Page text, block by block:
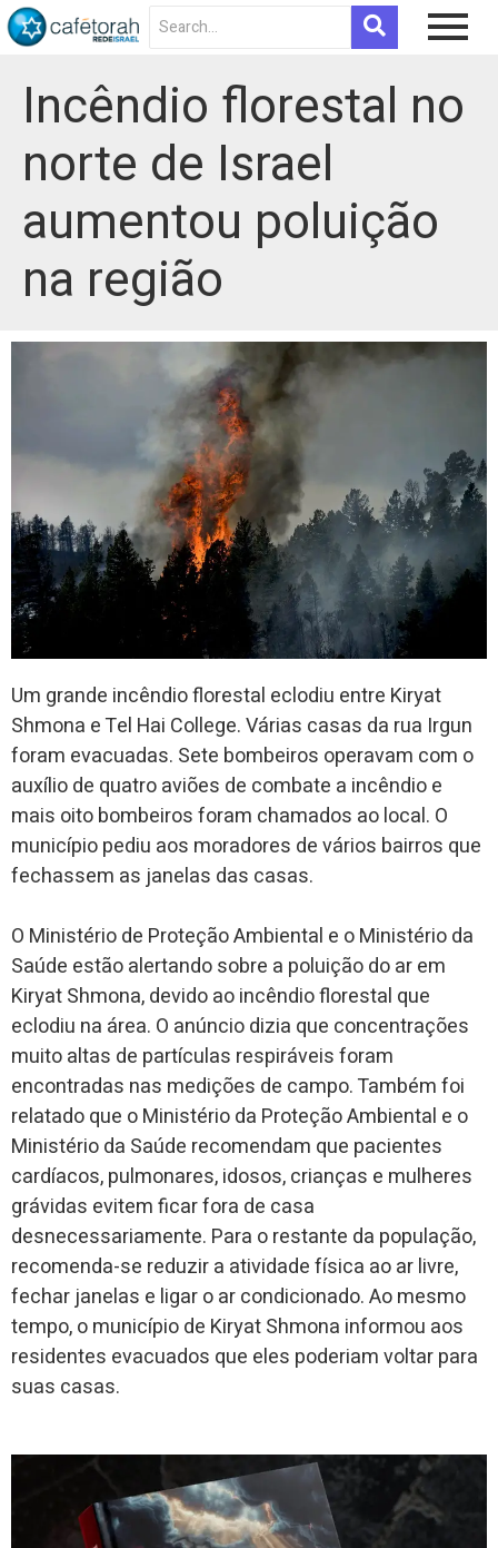
Incêndio florestal no
norte de Israel
aumentou poluição
na região
Um grande incêndio florestal eclodiu entre Kiryat
Shmona e Tel Hai College. Várias casas da rua Irgun
foram evacuadas. Sete bombeiros operavam com o
auxílio de quatro aviões de combate a incêndio e
mais oito bombeiros foram chamados ao local. O
município pediu aos moradores de vários bairros que
fechassem as janelas das casas.
O Ministério de Proteção Ambiental e o Ministério da
Saúde estão alertando sobre a poluição do ar em
Kiryat Shmona, devido ao incêndio florestal que
eclodiu na área. O anúncio dizia que concentrações
muito altas de partículas respiráveis ​​foram
encontradas nas medições de campo. Também foi
relatado que o Ministério da Proteção Ambiental e o
Ministério da Saúde recomendam que pacientes
cardíacos, pulmonares, idosos, crianças e mulheres
grávidas evitem ficar fora de casa
desnecessariamente. Para o restante da população,
recomenda-se reduzir a atividade física ao ar livre,
fechar janelas e ligar o ar condicionado. Ao mesmo
tempo, o município de Kiryat Shmona informou aos
residentes evacuados que eles poderiam voltar para
suas casas.